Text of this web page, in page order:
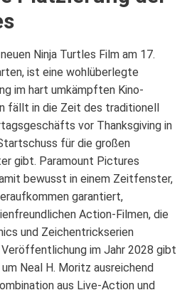
Ninja Turtles Film am 17.
ist eine wohlüberlegte
im hart umkämpften Kino-
fällt in die Zeit des traditionell
vor Thanksgiving in
für die großen
gibt. Paramount Pictures
bewusst in einem Zeitfenster,
garantiert,
Action-Filmen, die
und Zeichentrickserien
im Jahr 2028 gibt
Neal H. Moritz ausreichend
aus Live-Action und